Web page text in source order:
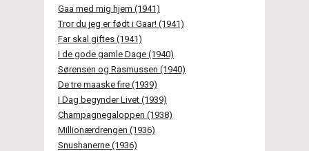
Gaa med mig hjem (1941)
Tror du jeg er født i Gaar! (1941)
Far skal giftes (1941)
I de gode gamle Dage (1940)
Sørensen og Rasmussen (1940)
De tre maaske fire (1939)
I Dag begynder Livet (1939)
Champagnegaloppen (1938)
Millionærdrengen (1936)
Snushanerne (1936)